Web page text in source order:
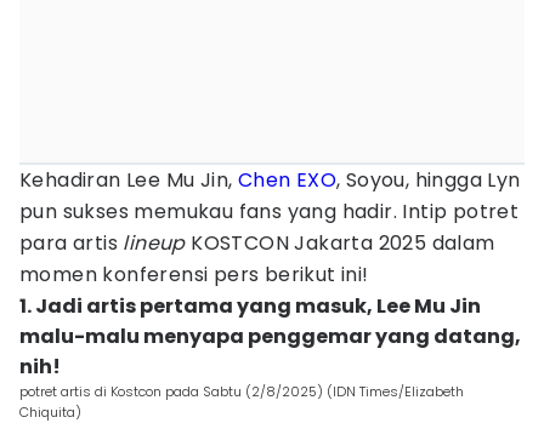
Kehadiran Lee Mu Jin, Chen EXO, Soyou, hingga Lyn
pun sukses memukau fans yang hadir. Intip potret
para artis lineupKOSTCON Jakarta 2025 dalam
momen konferensi pers berikut ini!
1. Jadi artis pertama yang masuk, Lee Mu Jin
malu-malu menyapa penggemar yang datang,
nih!
potret artis di Kostcon pada Sabtu (2/8/2025) (IDN Times/Elizabeth
Chiquita)